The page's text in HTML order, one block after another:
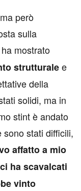
però
sulla
mostrato
strutturalee
della
solidi, ma in
stint è andato
stati difficili,
affatto a mio
ha scavalcati
vinto